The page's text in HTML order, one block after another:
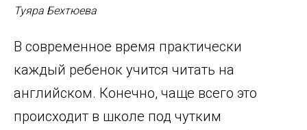
Туяра Бехтюева
В современное время практически
каждый ребенок учится читать на
английском. Конечно, чаще всего это
происходит в школе под чутким